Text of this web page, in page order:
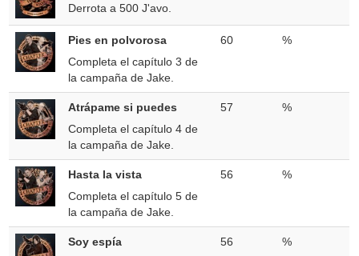
Derrota a 500 J'avo.
Pies en polvorosa
Completa el capítulo 3 de
la campaña de Jake.
60 %
Atrápame si puedes
Completa el capítulo 4 de
la campaña de Jake.
57 %
Hasta la vista
Completa el capítulo 5 de
la campaña de Jake.
56 %
Soy espía 56 %